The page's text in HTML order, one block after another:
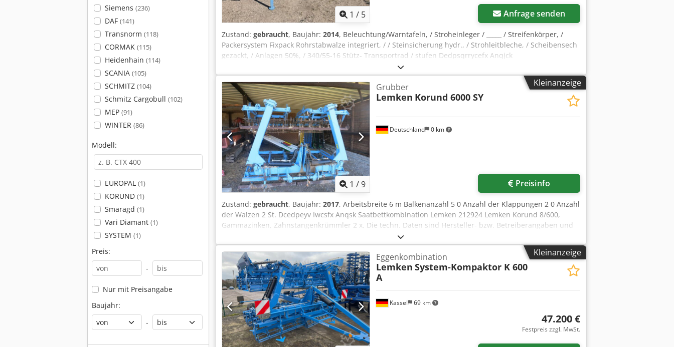
Siemens (236)
DAF (141)
Transnorm (118)
CORMAK (115)
Heidenhain (114)
SCANIA (105)
SCHMITZ (104)
Schmitz Cargobull (102)
MEP (91)
WINTER (86)
Modell:
EUROPAL (1)
KORUND (1)
Smaragd (1)
Vari Diamant (1)
SYSTEM (1)
Preis:
-
Nur mit Preisangabe
Baujahr:
-
1 / 5 Anfrage senden
Zustand: gebraucht, Baujahr: 2014, Beleuchtung/Warntafeln, / Stroheinleger / _____ / Streifenkörper, /
Packersystem Fixpack Rohrstabwalze integriert, / / Steinsicherung hydr., / Strohleitbleche, / Scheibensech
gezackt, / Anlagen 50%, / 340/55-16 Stütz- Transportrad / stufen Dedpsqrrycefx Anqjck
Kleinanzeige
1 /9
Deutschland 0 km
Grubber
Lemken Korund 6000 SY
Preisinfo
Zustand: gebraucht, Baujahr: 2017, Arbeitsbreite 6 m Balkenanzahl 5 0 Anzahl der Klappungen 2 0 Anzahl
der Walzen 2 St. Dcedpeyv Iwcsfx Anqsk Saatbettkombination Lemken 212924 Lemken Korund 8/600,
Gammazinken, Zahnstangenkrümmler 2 x, Die techn. Daten sind Hersteller- bzw. Betreiberangaben und
daher für uns unverbindlich. Einen Zwischenverkauf behalten wir uns vor; es gelten ausschließlich
unsere Geschäfts- und Verkaufsbedingungen. Über uns mehr als 400 eigene Maschinen im Lager über
15.000 m² Lagerfläche, Krankapazität 70 t mehr als 10.000 Artikel Zubehör für Ihre Werkstatt Sie wollen
Maschinen Produktionslinien oder Ihren Betrieb verkaufen, dann sprechen Sie uns an. Weitere Angebote
finden Sie auf unserer Webseite. Besichtigungen sind nach Absprache möglich. Wir freuen uns auf Ihren
Besuch. Ihr Markus Hirsch Team
Kleinanzeige
Kassel 69 km
Eggenkombination
Lemken System-Kompaktor K 600
A
47.200 €
Festpreis zzgl. MwSt.